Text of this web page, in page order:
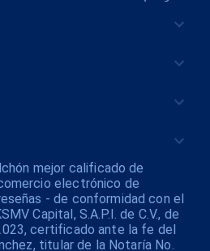
mejor calificado de
electrónico de
- de conformidad con el
Capital, S.A.P.I. de C.V., de
certificado ante la fe del
titular de la Notaría No.